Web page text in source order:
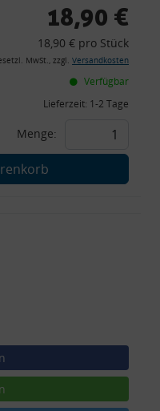
18,90 €
18,90 € pro Stück
MwSt., zzgl. Versandkosten
Verfügbar
Lieferzeit: 1-2 Tage
Menge: